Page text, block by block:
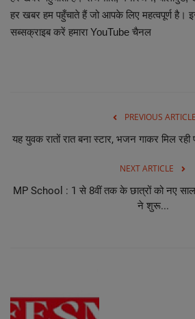
हर खबर हम पहुँचाते हैं जो आपके लिए महत्वपूर्ण है।
सब्सक्राइब करें हमारा YouTube चैनल
PREVIOUS ARTICLE
यह युवक रातों रात बना स्टार, भजन गाकर मिल रही
NEXT ARTICLE
MP School : 1 से 8वीं तक के छात्रों को नए साल
ने शुरू...